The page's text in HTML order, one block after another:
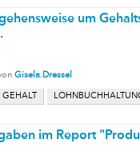
um
Gisela.Dressel
GEHALT
im Report